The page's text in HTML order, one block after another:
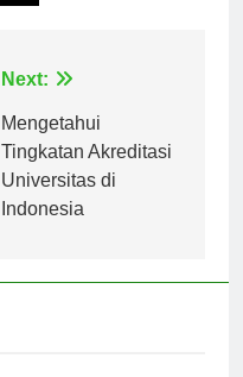
Next:
Mengetahui
Tingkatan Akreditasi
Universitas di
Indonesia